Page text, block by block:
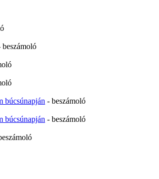
beszámoló
búcsúnapján - beszámoló
búcsúnapján - beszámoló